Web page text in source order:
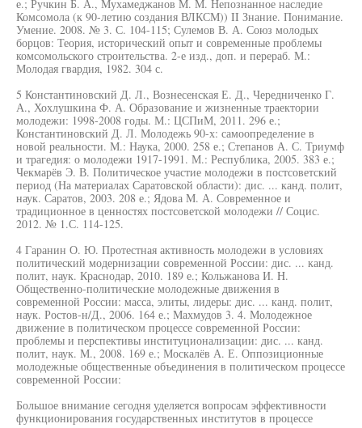
е.; Ручкин Б. А., Мухамеджанов М. М. Непознанное наследие
Комсомола (к 90-летию создания ВЛКСМ)) II Знание. Понимание.
Умение. 2008. № 3. С. 104-115; Сулемов В. А. Союз молодых
борцов: Теория, исторический опыт и современные проблемы
комсомольского строительства. 2-е изд., доп. и перераб. М.:
Молодая гвардия, 1982. 304 с.
5 Константиновский Д. Л., Вознесенская Е. Д., Чередниченко Г.
А., Хохлушкина Ф. А. Образование и жизненные траектории
молодежи: 1998-2008 годы. М.: ЦСПиМ, 2011. 296 е.;
Константиновский Д. Л. Молодежь 90-х: самоопределение в
новой реальности. М.: Наука, 2000. 258 е.; Степанов А. С. Триумф
и трагедия: о молодежи 1917-1991. М.: Республика, 2005. 383 е.;
Чекмарёв Э. В. Политическое участие молодежи в постсоветский
период (На материалах Саратовской области): дис. ... канд. полит,
наук. Саратов, 2003. 208 е.; Ядова М. А. Современное и
традиционное в ценностях постсоветской молодежи // Социс.
2012. № 1.С. 114-125.
4 Гаранин О. Ю. Протестная активность молодежи в условиях
политический модернизации современной России: дис. ... канд.
полит, наук. Краснодар, 2010. 189 е.; Кольжанова И. H.
Общественно-политические молодежные движения в
современной России: масса, элиты, лидеры: дис. ... канд. полит,
наук. Ростов-н/Д., 2006. 164 е.; Махмудов 3. 4. Молодежное
движение в политическом процессе современной России:
проблемы и перспективы институционализации: дис. ... канд.
полит, наук. М., 2008. 169 е.; Москалёв А. Е. Оппозиционные
молодежные общественные объединения в политическом процессе
современной России:
Большое внимание сегодня уделяется вопросам эффективности
функционирования государственных институтов в процессе